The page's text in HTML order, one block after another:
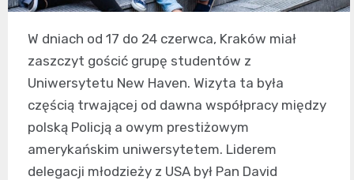
W dniach od 17 do 24 czerwca, Kraków miał
zaszczyt gościć grupę studentów z
Uniwersytetu New Haven. Wizyta ta była
częścią trwającej od dawna współpracy między
polską Policją a owym prestiżowym
amerykańskim uniwersytetem. Liderem
delegacji młodzieży z USA był Pan David